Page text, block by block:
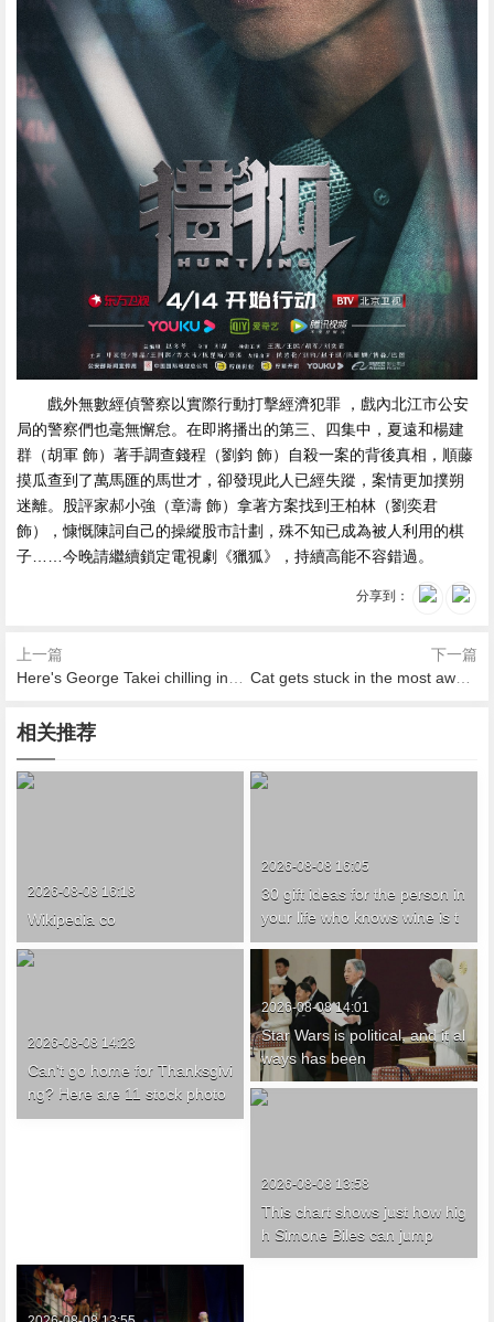
戲外無數經偵警察以實際行動打擊經濟犯罪 ，戲內北江市公安
局的警察們也毫無懈怠。在即將播出的第三、四集中，夏遠和楊建
群（胡軍 飾）著手調查錢程（劉鈞 飾）自殺一案的背後真相，順藤
摸瓜查到了萬馬匯的馬世才，卻發現此人已經失蹤，案情更加撲朔
迷離。股評家郝小強（章濤 飾）拿著方案找到王柏林（劉奕君
飾），慷慨陳詞自己的操縱股市計劃 ，殊不知已成為被人利用的棋
子……今晚請繼續鎖定電視劇《獵狐》，持續高能不容錯過 。
分享到：
上一篇
Here's George Takei chilling in zero gravity for the 'Star Trek' anniversary
下一篇
Cat gets stuck in the most awkward position ever
相关推荐
2026-08-08 16:18
Wikipedia co
2026-08-08 16:05
30 gift ideas for the person in
your life who knows wine is t
he best medicine
2026-08-08 14:23
Can't go home for Thanksgivi
ng? Here are 11 stock photo
s you can argue with
2026-08-08 14:01
Star Wars is political, and it al
ways has been
2026-08-08 13:58
This chart shows just how hig
h Simone Biles can jump